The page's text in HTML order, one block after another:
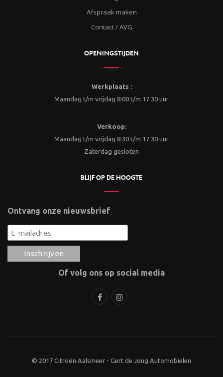
Afspraak maken
Contact / AVG
OPENINGSTIJDEN
Werkplaats :
Maandag t/m vrijdag 8:00 t/m 17:30 uur
Verkoop:
Maandag t/m vrijdag 8:30 t/m 17:30 uur
Zaterdag gesloten
BLIJF OP DE HOOGTE
Ontvang onze nieuwsbrief
Of volg ons op social media
© 2017 Citroën Aalsmeer - Gert de Jong Automobielen